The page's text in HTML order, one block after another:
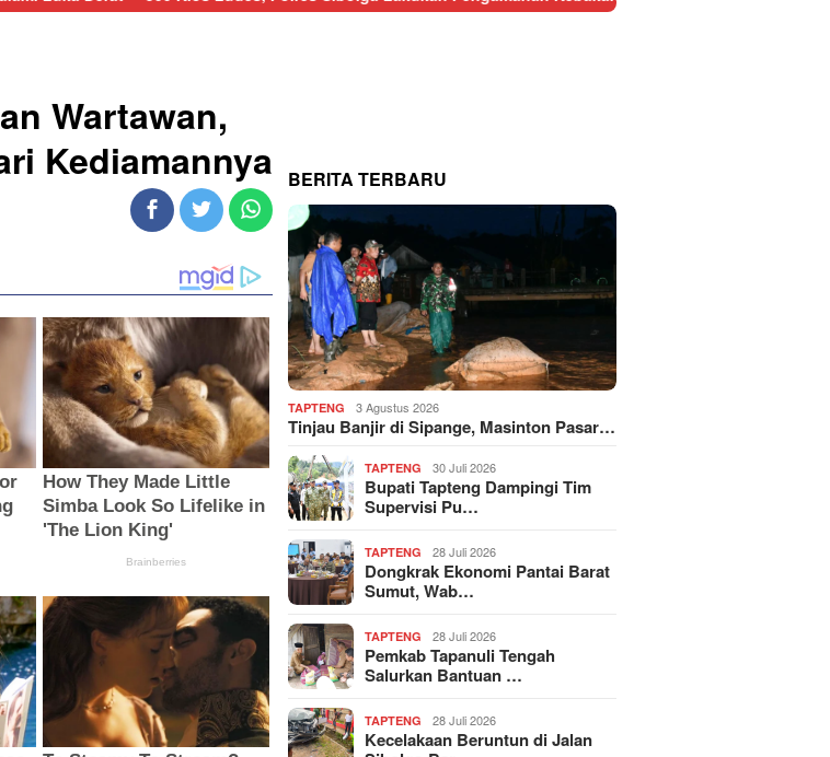
Wartawan,
Kediamannya
BERITA TERBARU
TAPTENG 3 Agustus 2026
Tinjau Banjir di Sipange, Masinton Pasar…
TAPTENG 30 Juli 2026
Bupati Tapteng Dampingi Tim
Supervisi Pu…
TAPTENG 28 Juli 2026
Dongkrak Ekonomi Pantai Barat
Sumut, Wab…
TAPTENG 28 Juli 2026
Pemkab Tapanuli Tengah
Salurkan Bantuan …
TAPTENG 28 Juli 2026
Kecelakaan Beruntun di Jalan